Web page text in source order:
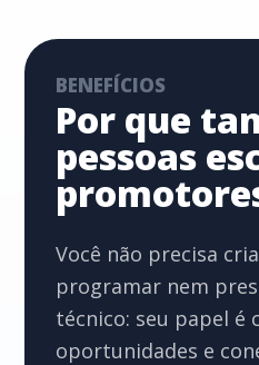
BENEFÍCIOS
Por que
pessoas
Você não precisa
programar nem
técnico: seu papel é
oportunidades e